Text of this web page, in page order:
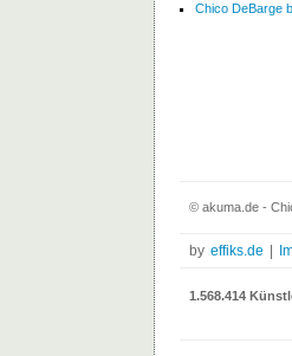
Chico DeBarge
© akuma.de -
by effiks.de
1.568.414